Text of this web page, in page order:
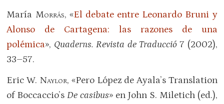
María Morrás, «El debate entre Leonardo Bruni y
Alonso de Cartagena: las razones de una
polémica», Quaderns. Revista de Traducció7 (2002),
33–57.
Eric W. Naylor, «Pero López de Ayala’s Translation
of Boccaccio’sDe casibus» en John S. Miletich (ed.),